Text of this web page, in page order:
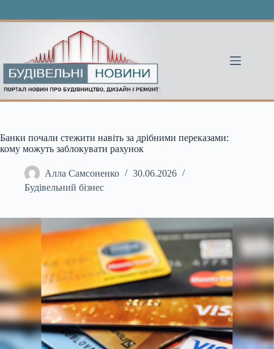
Банки почали стежити навіть за дрібними переказами:
кому можуть заблокувати рахунок
Алла Самсоненко
30.06.2026
Будівельний бізнес